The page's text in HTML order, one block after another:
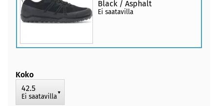
Black / Asphalt
Ei saatavilla
Koko
42.5
Ei saatavilla
▼